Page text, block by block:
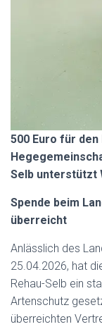
500 Euro für
Selb unterstützt
Spende beim
überreicht
Anlässlich des
25.04.2026, hat
Rehau-Selb ein
Artenschutz
überreichten